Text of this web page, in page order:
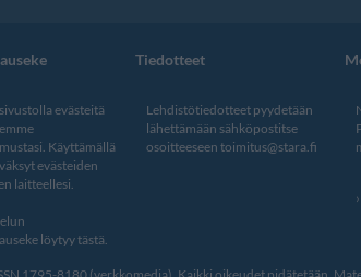
evästeitä
Käyttämällä
evästeiden
laitteellesi.
löytyy tästä.
Tiedotteet
Lehdistötiedotteet pyydetään
lähettämään sähköpostitse
osoitteeseen toimitus@stara.fi